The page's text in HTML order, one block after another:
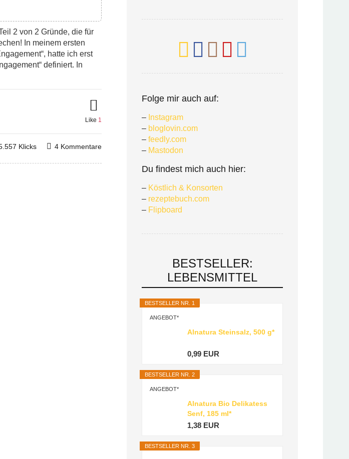
2 von 2 Gründe, die für
In meinem ersten
hatte ich erst
definiert. In
Like 1
4 Kommentare
Klicks
Folge mir auch auf:
– Instagram
– bloglovin.com
– feedly.com
– Mastodon
Du findest mich auch hier:
– Köstlich & Konsorten
– rezeptebuch.com
– Flipboard
BESTSELLER:
LEBENSMITTEL
ANGEBOT*
BESTSELLER NR. 1
Alnatura Steinsalz, 500 g*
0,99 EUR
ANGEBOT*
BESTSELLER NR. 2
Alnatura Bio Delikatess
Senf, 185 ml*
1,38 EUR
BESTSELLER NR. 3